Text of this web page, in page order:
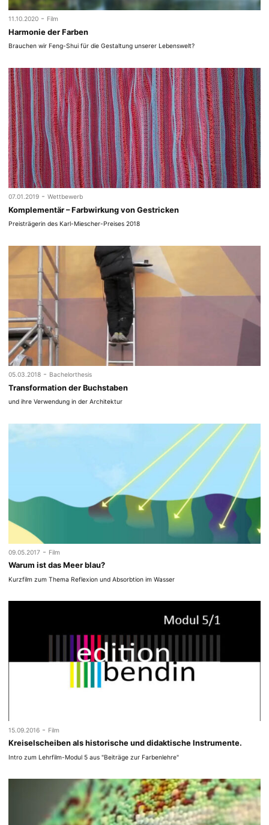
11.10.2020 - Film
Harmonie der Farben
Brauchen wir Feng-Shui für die Gestaltung unserer Lebenswelt?
07.01.2019 - Wettbewerb
Komplementär – Farbwirkung von Gestricken
Preisträgerin des Karl-Miescher-Preises 2018
05.03.2018 - Bachelorthesis
Transformation der Buchstaben
und ihre Verwendung in der Architektur
09.05.2017 - Film
Warum ist das Meer blau?
Kurzfilm zum Thema Reflexion und Absorbtion im Wasser
15.09.2016 - Film
Kreiselscheiben als historische und didaktische Instrumente.
Intro zum Lehrfilm-Modul 5 aus "Beiträge zur Farbenlehre"